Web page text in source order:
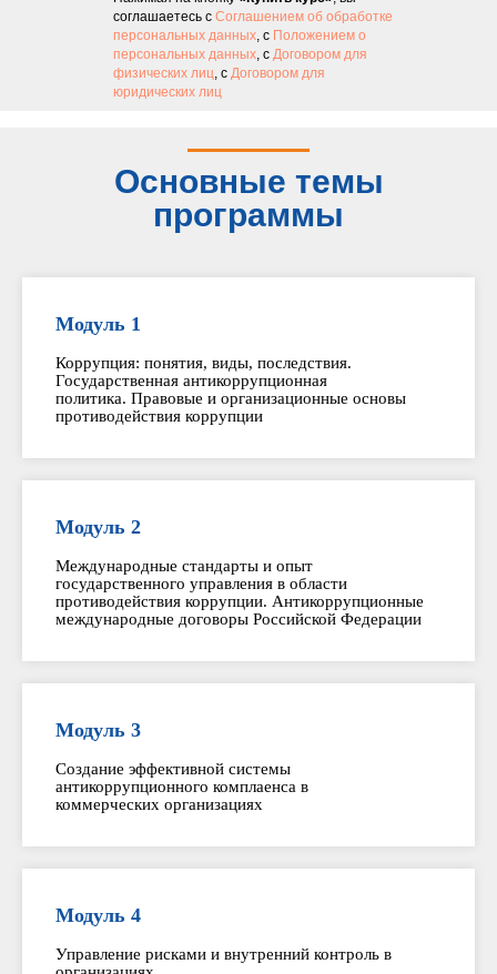
соглашаетесь с Соглашением об обработке
персональных данных, с Положением о
персональных данных, с Договором для
физических лиц, с Договором для
юридических лиц
Основные темы
программы
Модуль 1
Коррупция: понятия, виды, последствия.
Государственная антикоррупционная
политика. Правовые и организационные основы
противодействия коррупции
Модуль 2
Международные стандарты и опыт
государственного управления в области
противодействия коррупции. Антикоррупционные
международные договоры Российской Федерации
Модуль 3
Создание эффективной системы
антикоррупционного комплаенса в
коммерческих организациях
Модуль 4
Управление рисками и внутренний контроль в